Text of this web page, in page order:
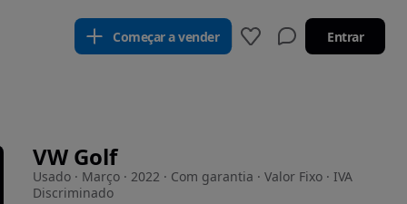
Começar a vender Entrar
VW Golf
Usado · Março · 2022 · Com garantia · Valor Fixo · IVA
Discriminado